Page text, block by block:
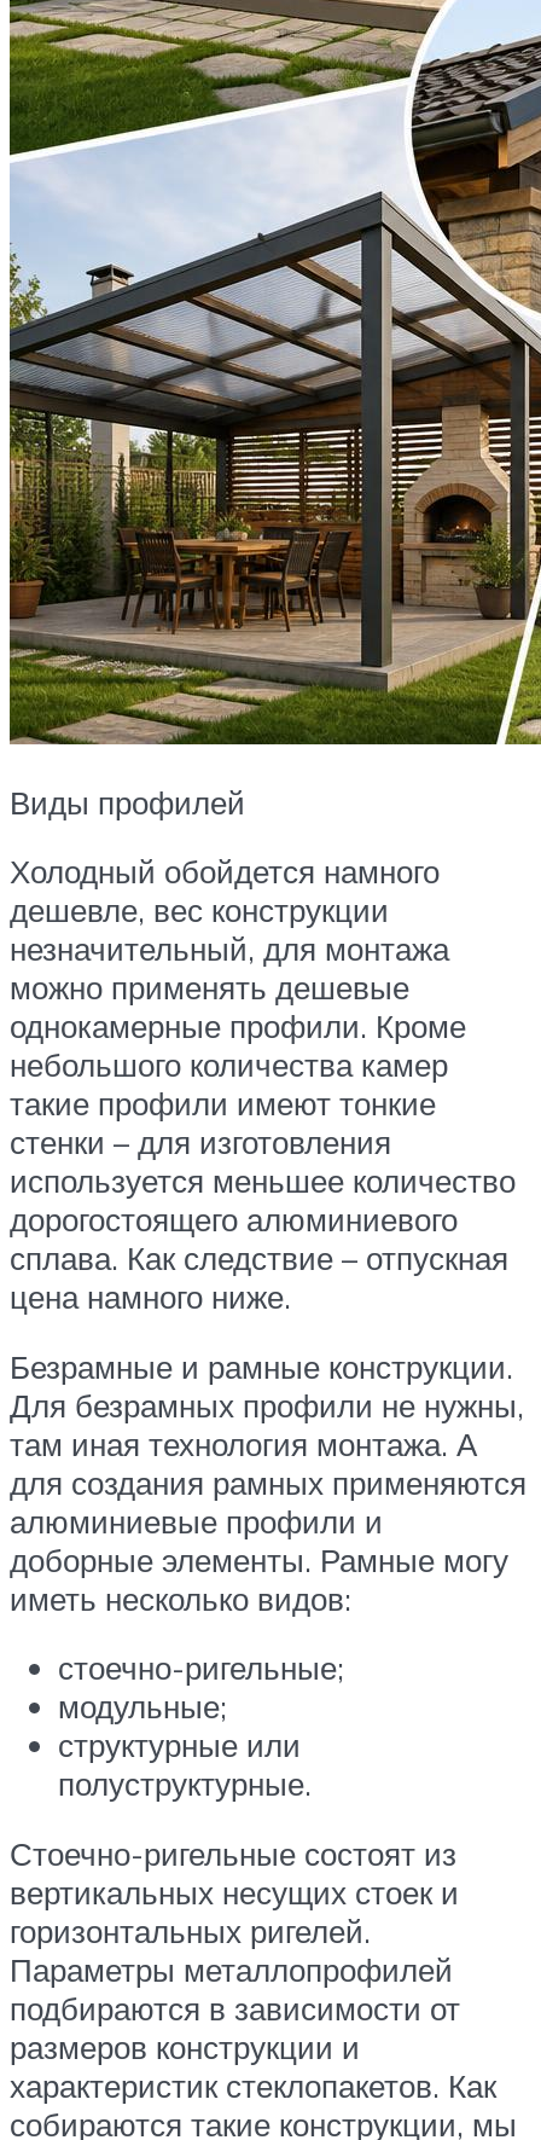
Виды профилей
Холодный обойдется намного
дешевле, вес конструкции
незначительный, для монтажа
можно применять дешевые
однокамерные профили. Кроме
небольшого количества камер
такие профили имеют тонкие
стенки – для изготовления
используется меньшее количество
дорогостоящего алюминиевого
сплава. Как следствие – отпускная
цена намного ниже.
Безрамные и рамные конструкции.
Для безрамных профили не нужны,
там иная технология монтажа. А
для создания рамных применяются
алюминиевые профили и
доборные элементы. Рамные могу
иметь несколько видов:
стоечно-ригельные;
модульные;
структурные или
полуструктурные.
Стоечно-ригельные состоят из
вертикальных несущих стоек и
горизонтальных ригелей.
Параметры металлопрофилей
подбираются в зависимости от
размеров конструкции и
характеристик стеклопакетов. Как
собираются такие конструкции, мы